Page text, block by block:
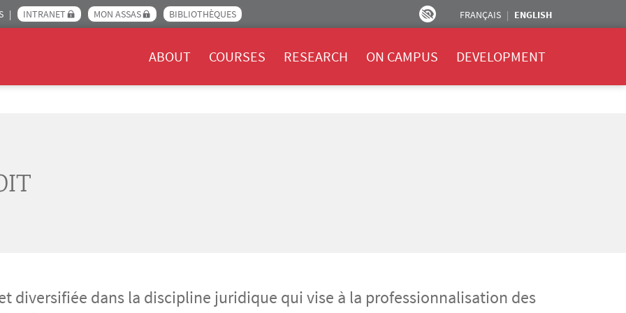
INTRANET MON ASSAS BIBLIOTHÈQUES FRANÇAIS ENGLISH
ABOUT COURSES RESEARCH ON CAMPUS DEVELOPMENT
diversifiée dans la discipline juridique qui vise à la professionnalisation des